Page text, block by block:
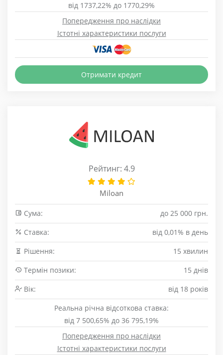
від 1737,22% до 1770,29%
Попередження про наслідки
Істотні характеристики послуги
Отримати кредит
Рейтинг: 4.9
Miloan
Сума:
до 25 000 грн.
Cтавка:
від 0,01% в день
Рішення:
15 хвилин
Термін позики:
15 днів
Вік:
від 18 років
Реальна річна відсоткова ставка:
від 7 500,65% до 36 795,19%
Попередження про наслідки
Істотні характеристики послуги